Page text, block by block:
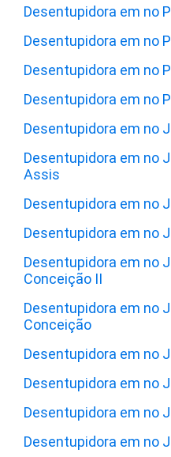
Desentupidora em no
Desentupidora em no
Desentupidora em no
Desentupidora em no
Desentupidora em no
Desentupidora em no
Assis
Desentupidora em no
Desentupidora em no
Desentupidora em no
Conceição II
Desentupidora em no
Conceição
Desentupidora em no
Desentupidora em no
Desentupidora em no
Desentupidora em no